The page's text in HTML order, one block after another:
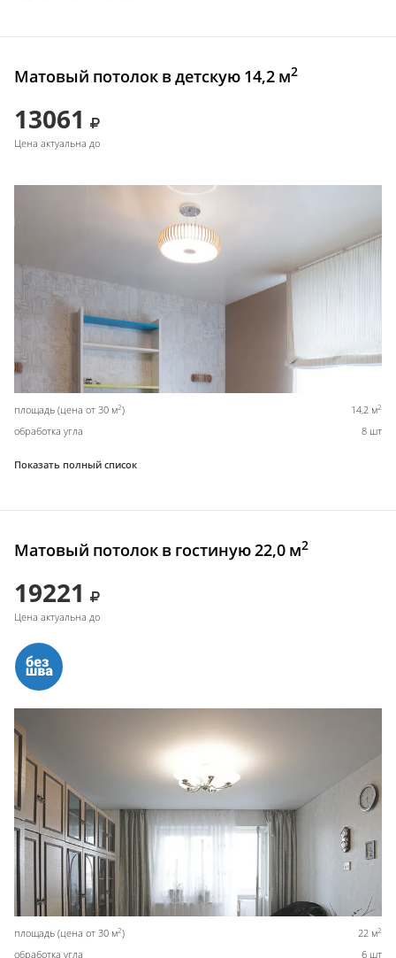
Матовый потолок в детскую 14,2 м2
13061
Цена актуальна до
площадь (цена от 30 м2) 14,2 м2
обработка угла 8 шт
Показать полный список
Матовый потолок в гостиную 22,0 м2
19221
Цена актуальна до
площадь (цена от 30 м2) 22 м2
обработка угла 6 шт